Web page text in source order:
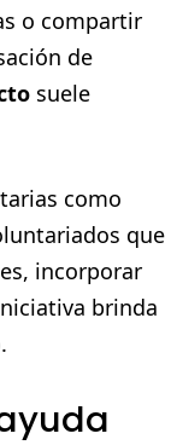
o compartir
de
suele
como
que
incorporar
brinda